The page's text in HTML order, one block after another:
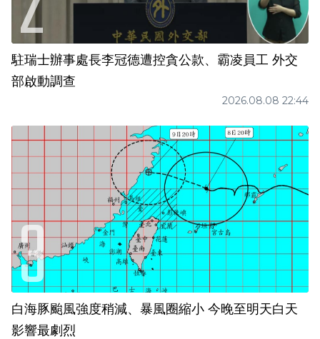
駐瑞士辦事處長李冠德遭控貪公款、霸凌員工 外交
部啟動調查
2026.08.08 22:44
白海豚颱風強度稍減、暴風圈縮小 今晚至明天白天
影響最劇烈